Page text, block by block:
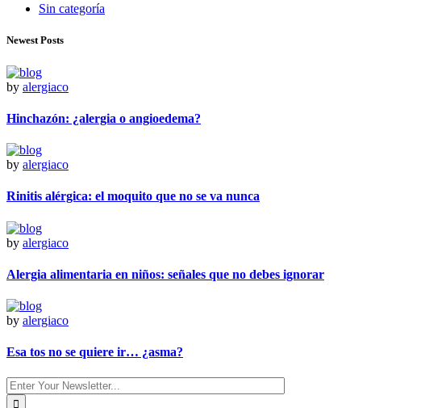
Sin categoría
Newest Posts
by alergiaco
Hinchazón: ¿alergia o angioedema?
by alergiaco
Rinitis alérgica: el moquito que no se va nunca
by alergiaco
Alergia alimentaria en niños: señales que no debes ignorar
by alergiaco
Esa tos no se quiere ir… ¿asma?